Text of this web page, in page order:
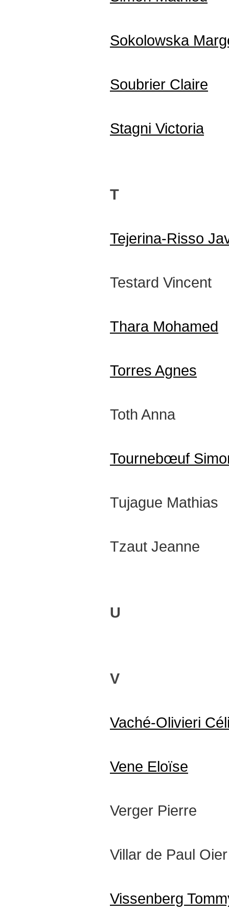
Sokolowska
Soubrier Claire
Stagni Victoria
T
Tejerina-Risso
Testard Vincent
Thara Mohamed
Torres Agnes
Toth Anna
Tournebœuf
Tujague Mathias
Tzaut Jeanne
U
V
Vaché-Olivieri
Vene Eloïse
Verger Pierre
Villar de Paul Oier
Vissenberg